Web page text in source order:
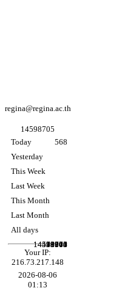
regina@regina.ac.th
1 4598705
Today
Yesterday
This Week
Last Week
This Month
Last Month
All days
568
13106
39810
14458904
71741
546073
14598705
Your IP:
216.73.217.148
2026-08-06
01:13